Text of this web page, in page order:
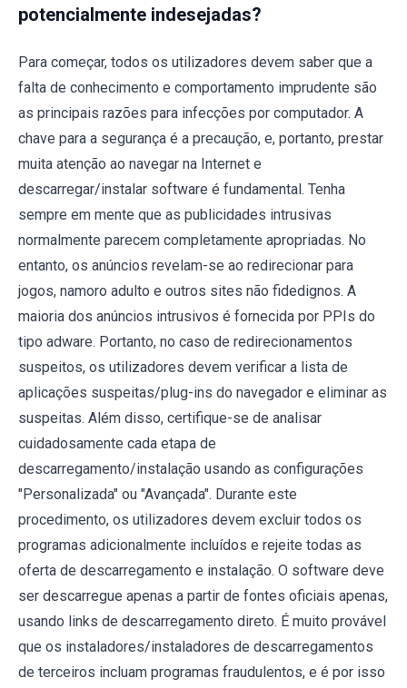
potencialmente indesejadas?
Para começar, todos os utilizadores devem saber que a
falta de conhecimento e comportamento imprudente são
as principais razões para infecções por computador. A
chave para a segurança é a precaução, e, portanto, prestar
muita atenção ao navegar na Internet e
descarregar/instalar software é fundamental. Tenha
sempre em mente que as publicidades intrusivas
normalmente parecem completamente apropriadas. No
entanto, os anúncios revelam-se ao redirecionar para
jogos, namoro adulto e outros sites não fidedignos. A
maioria dos anúncios intrusivos é fornecida por PPIs do
tipo adware. Portanto, no caso de redirecionamentos
suspeitos, os utilizadores devem verificar a lista de
aplicações suspeitas/plug-ins do navegador e eliminar as
suspeitas. Além disso, certifique-se de analisar
cuidadosamente cada etapa de
descarregamento/instalação usando as configurações
"Personalizada" ou "Avançada". Durante este
procedimento, os utilizadores devem excluir todos os
programas adicionalmente incluídos e rejeite todas as
oferta de descarregamento e instalação. O software deve
ser descarregue apenas a partir de fontes oficiais apenas,
usando links de descarregamento direto. É muito provável
que os instaladores/instaladores de descarregamentos
de terceiros incluam programas fraudulentos, e é por isso